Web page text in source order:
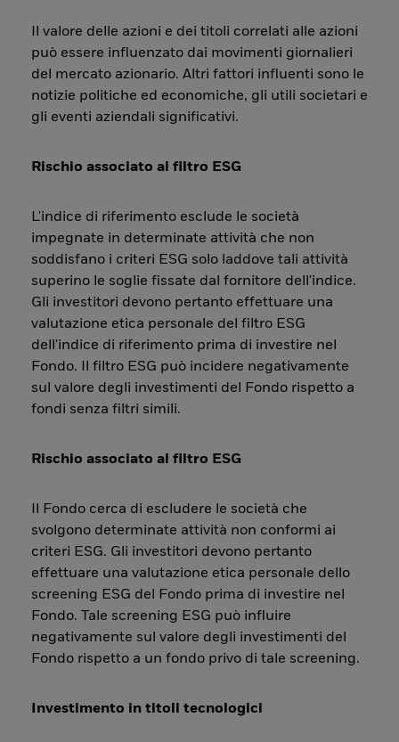
Il valore delle azioni e dei titoli correlati alle azioni
può essere influenzato dai movimenti giornalieri
del mercato azionario. Altri fattori influenti sono le
notizie politiche ed economiche, gli utili societari e
gli eventi aziendali significativi.
Rischio associato al filtro ESG
L'indice di riferimento esclude le società
impegnate in determinate attività che non
soddisfano i criteri ESG solo laddove tali attività
superino le soglie fissate dal fornitore dell'indice.
Gli investitori devono pertanto effettuare una
valutazione etica personale del filtro ESG
dell'indice di riferimento prima di investire nel
Fondo. Il filtro ESG può incidere negativamente
sul valore degli investimenti del Fondo rispetto a
fondi senza filtri simili.
Rischio associato al filtro ESG
Il Fondo cerca di escludere le società che
svolgono determinate attività non conformi ai
criteri ESG. Gli investitori devono pertanto
effettuare una valutazione etica personale dello
screening ESG del Fondo prima di investire nel
Fondo. Tale screening ESG può influire
negativamente sul valore degli investimenti del
Fondo rispetto a un fondo privo di tale screening.
Investimento in titoli tecnologici